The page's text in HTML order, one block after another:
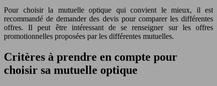
Pour choisir la mutuelle optique qui convient le mieux, il est
recommandé de demander des devis pour comparer les différentes
offres. Il peut être intéressant de se renseigner sur les offres
promotionnelles proposées par les différentes mutuelles.
Critères à prendre en compte pour
choisir sa mutuelle optique